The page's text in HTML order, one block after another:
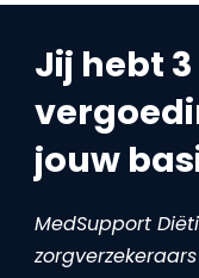
Jij hebt
jouw
MedSupport